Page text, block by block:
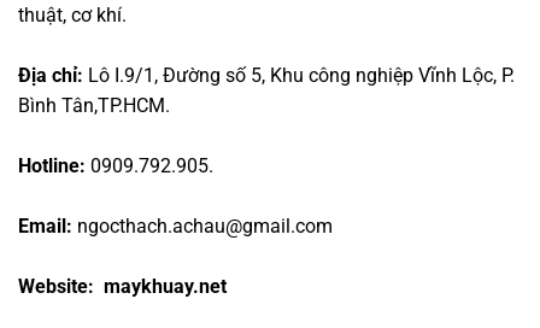
thuật, cơ khí.
Địa chỉ: Lô I.9/1, Đường số 5, Khu công nghiệp Vĩnh Lộc, P.
Bình Tân,TP.HCM.
Hotline: 0909.792.905.
Email: ngocthach.achau@gmail.com
Website: maykhuay.net